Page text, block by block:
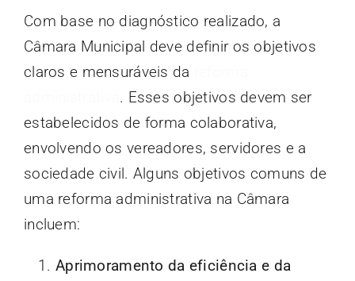
Com base no diagnóstico realizado, a
Câmara Municipal deve definir os objetivos
claros e mensuráveis da
. Esses objetivos devem ser
estabelecidos de forma colaborativa,
envolvendo os vereadores, servidores e a
sociedade civil. Alguns objetivos comuns de
uma reforma administrativa na Câmara
incluem:
Aprimoramento da eficiência e da